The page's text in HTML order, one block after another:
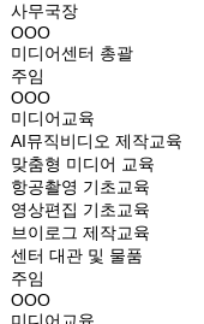
사무국장
OOO
미디어센터 총괄
주임
OOO
미디어교육
AI뮤직비디오 제작교육
맞춤형 미디어 교육
항공촬영 기초교육
영상편집 기초교육
브이로그 제작교육
센터 대관 및 물품
주임
OOO